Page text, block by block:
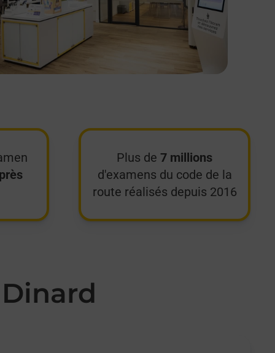
Plus de 7 millions
d'examens du code de la
route réalisés depuis 2016